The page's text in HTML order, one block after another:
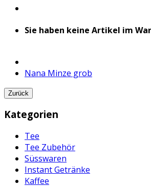
Sie haben keine Artikel im
Nana Minze grob
Zurück
Kategorien
Tee
Tee Zubehör
Süsswaren
Instant Getränke
Kaffee